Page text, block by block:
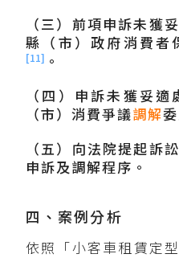
（三）前項申訴未獲
縣（市）政府消費者
[11] 。
（四）申訴未獲妥
（市）消費爭議調解
（五）向法院提起訴
申訴及調解程序。
四、案例分析
依照「小客車租賃定